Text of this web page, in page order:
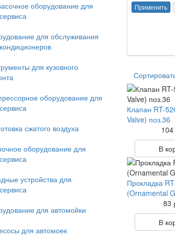
оборудование для
для обслуживания
для кузовного
оборудование для
сжатого воздуха
оборудование для
устройства для
для автомойки
для автомоек
Применить
Клапан RT-
Valve) поз.36
В
Прокладка
(Ornamental
83
В